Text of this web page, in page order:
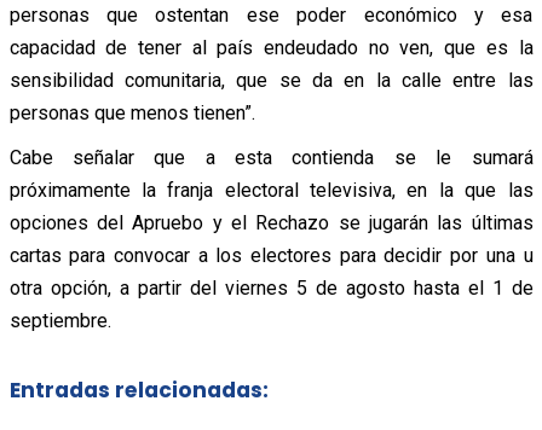
personas que ostentan ese poder económico y esa
capacidad de tener al país endeudado no ven, que es la
sensibilidad comunitaria, que se da en la calle entre las
personas que menos tienen”.
Cabe señalar que a esta contienda se le sumará
próximamente la franja electoral televisiva, en la que las
opciones del Apruebo y el Rechazo se jugarán las últimas
cartas para convocar a los electores para decidir por una u
otra opción, a partir del viernes 5 de agosto hasta el 1 de
septiembre.
Entradas relacionadas: